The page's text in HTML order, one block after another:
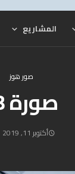
المشاريع
صور هوز
صورة 8
أكتوبر 11, 2019